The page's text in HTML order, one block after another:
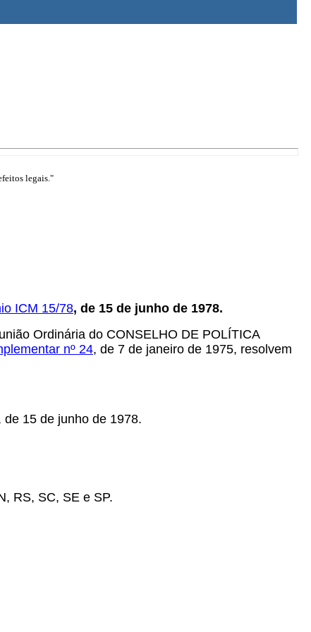
legais."
ICM 15/78, de 15 de junho de 1978.
Ordinária do CONSELHO DE POLÍTICA
nº 24, de 7 de janeiro de 1975, resolvem
15 de junho de 1978.
RS, SC, SE e SP.